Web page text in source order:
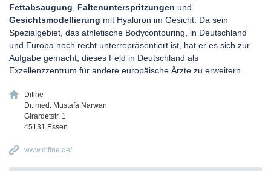
Fettabsaugung
Faltenunterspritzungen und
Gesichtsmodellierung mit Hyaluron im Gesicht. Da sein
Spezialgebiet, das athletische Bodycontouring, in Deutschland
und Europa noch recht unterrepräsentiert ist, hat er es sich zur
Aufgabe gemacht, dieses Feld in Deutschland als
Exzellenzzentrum für andere europäische Ärzte zu erweitern.
Difine
Dr. med. Mustafa Narwan
Girardetstr. 1
45131 Essen
www.difine.de/